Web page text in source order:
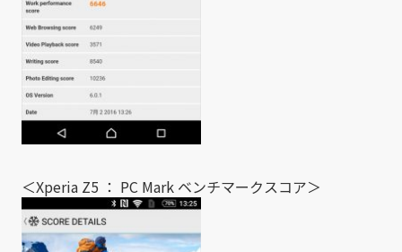
＜Xperia Z5 ： PC Mark ベンチマークスコア＞